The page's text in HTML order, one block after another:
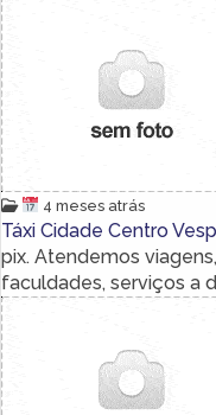
4 meses atrás
Táxi Cidade Centro
pix. Atendemos
faculdades, serviços a